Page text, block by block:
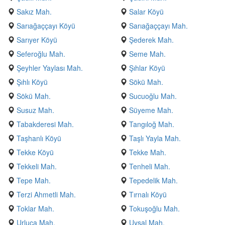
Sakız Mah.
Salar Köyü
Sarıağaççayı Köyü
Sarıağaççayı Mah.
Sarıyer Köyü
Şederek Mah.
Seferoğlu Mah.
Seme Mah.
Şeyhler Yaylası Mah.
Şıhlar Köyü
Şıhlı Köyü
Sökü Mah.
Sökü Mah.
Sucuoğlu Mah.
Susuz Mah.
Süyeme Mah.
Tabakderesi Mah.
Tangıloğ Mah.
Taşhanlı Köyü
Taşlı Yayla Mah.
Tekke Köyü
Tekke Mah.
Tekkeli Mah.
Tenheli Mah.
Tepe Mah.
Tepedelik Mah.
Terzi Ahmetli Mah.
Tırnalı Köyü
Toklar Mah.
Tokuşoğlu Mah.
Urluca Mah.
Uysal Mah.